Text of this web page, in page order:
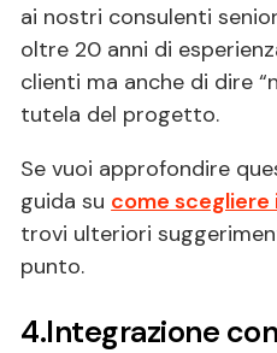
ai nostri consulenti
oltre 20 anni di
clienti ma anche di dire
tutela del progetto.
Se vuoi approfondire
guida su come
trovi ulteriori
punto.
4.Integrazione